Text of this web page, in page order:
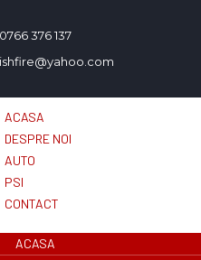
376 137
ACASA
DESPRE NOI
AUTO
PSI
CONTACT
ACASA